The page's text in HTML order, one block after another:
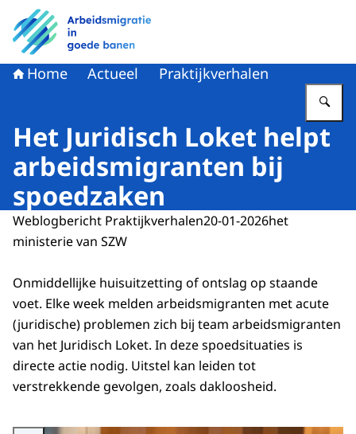
Naar de homepage van Arbeidsmigratie in goede banen
Home Actueel Praktijkverhalen
Het Juridisch Loket helpt
arbeidsmigranten bij
spoedzaken
Weblogbericht Praktijkverhalen20-01-2026het
ministerie van SZW
Onmiddellijke huisuitzetting of ontslag op staande
voet. Elke week melden arbeidsmigranten met acute
(juridische) problemen zich bij team arbeidsmigranten
van het Juridisch Loket. In deze spoedsituaties is
directe actie nodig. Uitstel kan leiden tot
verstrekkende gevolgen, zoals dakloosheid.
Vergroot afbeelding Drie personen in gesprek bij het juridisch loket